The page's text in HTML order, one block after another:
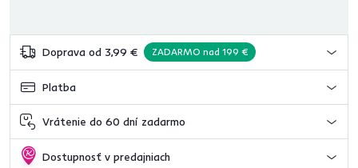
Doprava od 3,99 € ZADARMO nad 199 €
Platba
Vrátenie do 60 dní zadarmo
Dostupnosť v predajniach